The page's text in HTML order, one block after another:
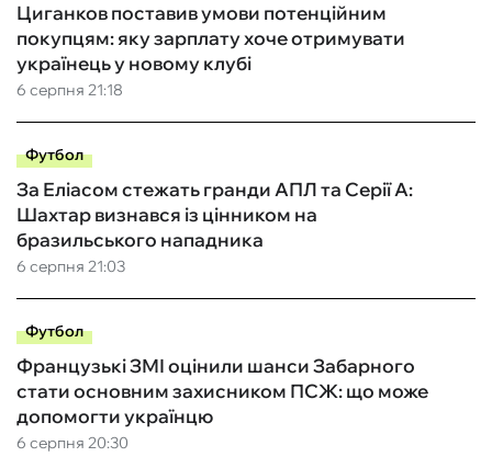
6 серпня 21:18
Циганков поставив умови потенційним
покупцям: яку зарплату хоче отримувати
українець у новому клубі
Футбол
6 серпня 21:03
За Еліасом стежать гранди АПЛ та Серії А:
Шахтар визнався із цінником на
бразильського нападника
Футбол
6 серпня 20:30
Французькі ЗМІ оцінили шанси Забарного
стати основним захисником ПСЖ: що може
допомогти українцю